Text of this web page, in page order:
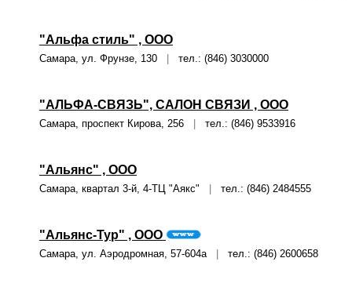
"Альфа стиль" , ООО
Самара, ул. Фрунзе, 130 тел.: (846) 3030000
"АЛЬФА-СВЯЗЬ", САЛОН СВЯЗИ , ООО
Самара, проспект Кирова, 256 тел.: (846) 9533916
"Альянс" , ООО
Самара, квартал 3-й, 4-ТЦ "Аякс" тел.: (846) 2484555
"Альянс-Тур" , ООО
Самара, ул. Аэродромная, 57-604а тел.: (846) 2600658